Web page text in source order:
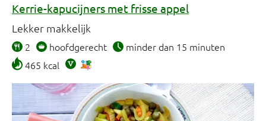
Kerrie-kapucijners met frisse appel
Lekker makkelijk
2 hoofdgerecht
minder dan 15 minuten
465 kcal